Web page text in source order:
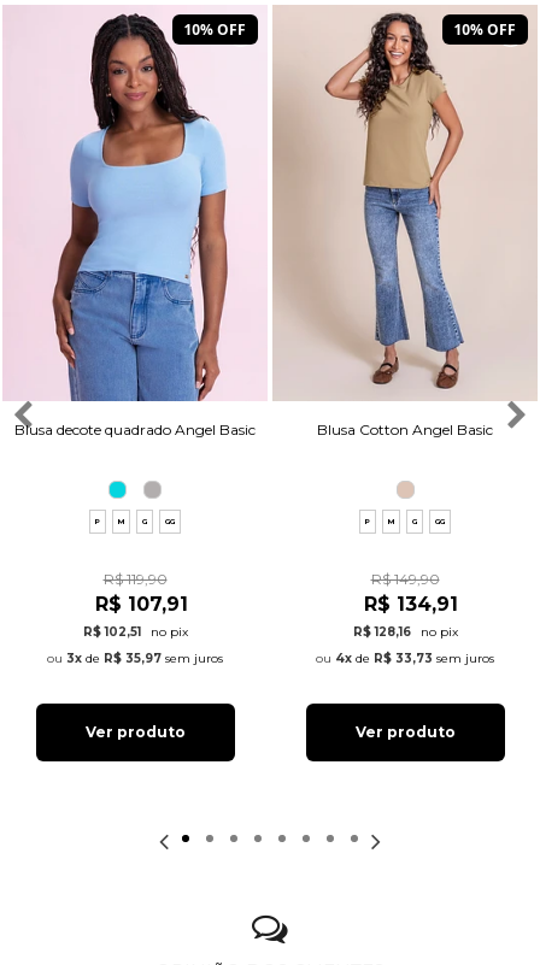
10% OFF
Blusa decote quadrado Angel Basic
P M G GG
R$ 119,90
R$ 107,91
R$ 102,51
no pix
3x de R$ 35,97 sem juros
Ver produto
10% OFF
Blusa Cotton Angel Basic
P M G GG
R$ 149,90
R$ 134,91
R$ 128,16
no pix
4x de R$ 33,73 sem juros
Ver produto